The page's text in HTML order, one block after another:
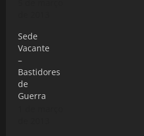
Sede
Vacante
–
Bastidores
de
Guerra